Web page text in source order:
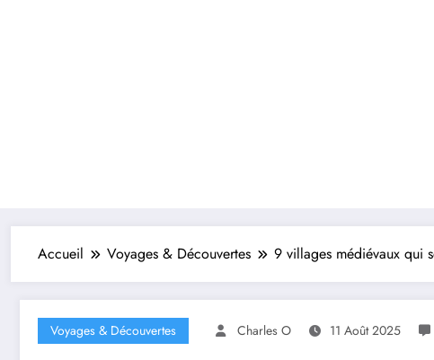
Accueil Voyages & Découvertes 9 villages médiévaux qui
Voyages & Découvertes Charles O 11 Août 2025